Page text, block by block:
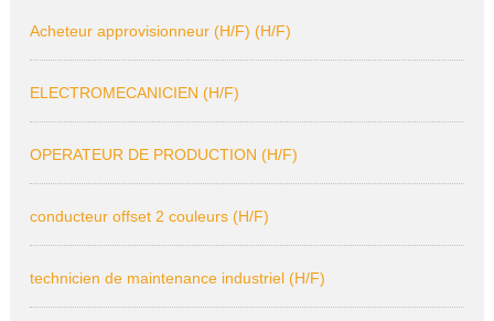
Acheteur approvisionneur (H/F) (H/F)
ELECTROMECANICIEN (H/F)
OPERATEUR DE PRODUCTION (H/F)
conducteur offset 2 couleurs (H/F)
technicien de maintenance industriel (H/F)